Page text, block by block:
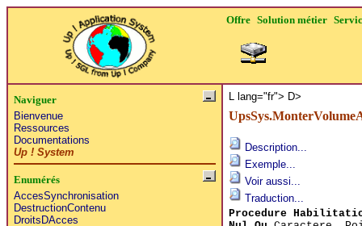
Offre Solution métier
Naviguer
Bienvenue
Ressources
Documentations
Up ! System
Enumérés
AccesSynchronisation
DestructionContenu
DroitsDAcces
L lang="fr"> D>
Description...
Exemple...
Voir aussi...
Traduction...
Procedure